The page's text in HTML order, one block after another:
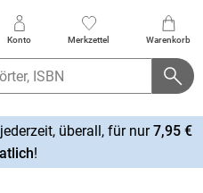
Konto Merkzettel Warenkorb
überall, für nur7,95 €
!